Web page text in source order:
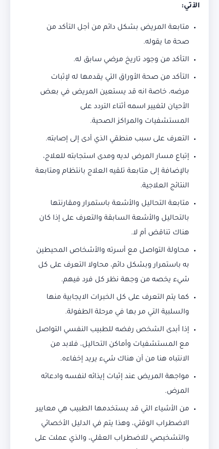
الآتي:
متابعة المريض بشكل دائم من أجل التأكد من
صحة ما يقوله.
التأكد من وجود تاريخ مرضي سابق له.
التأكد من صحة الأوراق التي يقدمها له لإثبات
مرضه، خاصة انه قد يستعين المريض في بعض
الأحيان لتغيير اسمه أثناء التردد على
المستشفيات والمراكز الصحية.
التعرف على سبب منطقي الذي أدى إلى إصابته.
إتباع مسار المرض لديه ومدى استجابته للعلاج،
بالإضافة إلى متابعة تلقيه العلاج بانتظام ومتابعة
النتائج العلاجية.
متابعة التحاليل والأشعة باستمرار ومقارنتها
بالتحاليل والأشعة السابقة والتعرف على إذا كان
هناك تناقض أم لا.
محاولة التواصل مع أسرته والأشخاص المحيطين
به باستمرار وبشكل دائم، محاولا التعرف على كل
شيء يخصه من وجهة نظر كل فرد فيهم.
كما يتم التعرف على كل الخبرات الايجابية منها
والسلبية التي مر بها في مرحلة الطفولة.
إذا أبدى الشخص رفضه للطبيب النفسي التواصل
مع المستشفيات وأماكن التحاليل، فلابد من
الانتباه هنا من أن هناك شيء يريد إخفاءه.
مواجهة المريض عند إثبات إيذائه لنفسه وادعائه
المرض.
من الأشياء التي قد يستخدمها الطبيب هي معايير
الاضطراب الوقتي، وهذا يتم في الدليل الأخصائي
والتشخيصي للاضطراب العقلي، والذي عملت على